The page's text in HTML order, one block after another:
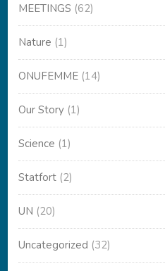
MEETINGS (62)
Nature (1)
ONUFEMME (14)
Our Story (1)
Science (1)
Statfort (2)
UN (20)
Uncategorized (32)